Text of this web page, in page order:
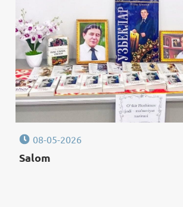
08-05-2026
Salom